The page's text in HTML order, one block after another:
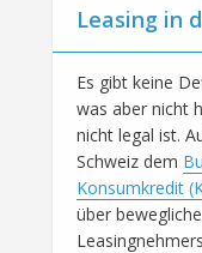
Leasing in
Es gibt keine
was aber nicht
nicht legal ist.
Schweiz dem
Konsumkredit
über